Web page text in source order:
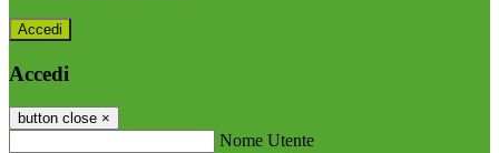
Accedi
Accedi
button close ×
Nome Utente